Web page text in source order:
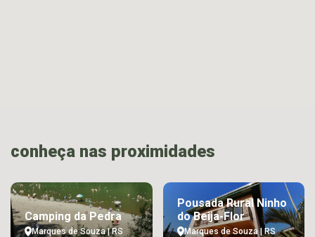
conheça nas proximidades
Camping da Pedra
Marques de Souza | RS
Pousada Rural Ninho
do Beija-Flor
Marques de Souza | RS